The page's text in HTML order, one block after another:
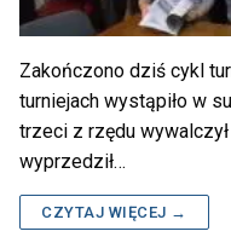
Zakończono dziś cykl
turniejach wystąpiło w
trzeci z rzędu
wyprzedził…
CZYTAJ WIĘCEJ →